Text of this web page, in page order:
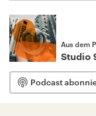
Aus dem
Studio
Podcast